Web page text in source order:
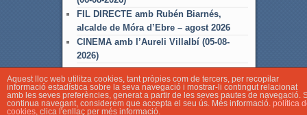
FIL DIRECTE amb Rubén Biarnés,
alcalde de Móra d’Ebre – agost 2026
CINEMA amb l’Aureli Villalbí (05-08-
2026)
Aquest lloc web utilitza cookies, tant pròpies com de tercers, per recopilar
informació estadística sobre la seva navegació i mostrar-li contingut relacionat
amb les seves preferències, generat a partir de les seves pautes de navegació.
continua navegant, considerem que accepta el seu ús. Més informació. política
cookies, clica l'enllaç per més informació.